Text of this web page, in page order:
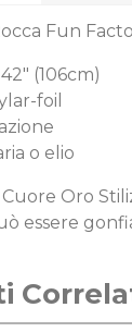
Fun
(106cm)
foil
o elio
Oro
essere